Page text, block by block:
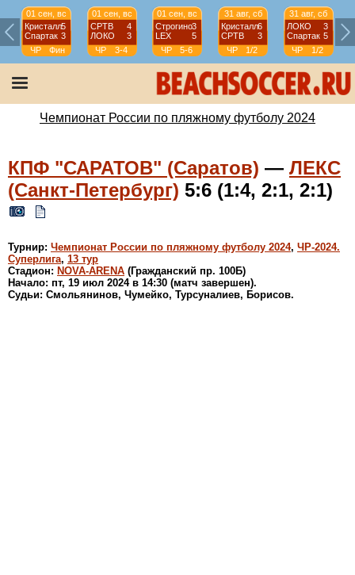
01 сен, вс
Кристалл5
Спартак 3
ЧР
Фин
01 сен, вс
СРТВ
4
ЛОКО
3
ЧР
3-4
01 сен, вс
Строгино3
LEX
5
ЧР
5-6
31 авг, сб
Кристалл6
СРТВ
3
ЧР
1/2
31 авг, сб
ЛОКО
3
Спартак 5
ЧР
1/2
Чемпионат России по пляжному футболу 2024
КПФ "САРАТОВ" (Саратов) — ЛЕКС
(Санкт-Петербург) 5:6 (1:4, 2:1, 2:1)
Турнир: Чемпионат России по пляжному футболу 2024, ЧР-2024.
Суперлига, 13 тур
Стадион: NOVA-ARENA (Гражданский пр. 100Б)
Начало: пт, 19 июл 2024 в 14:30 (матч завершен).
Судьи: Смольянинов, Чумейко, Турсуналиев, Борисов.